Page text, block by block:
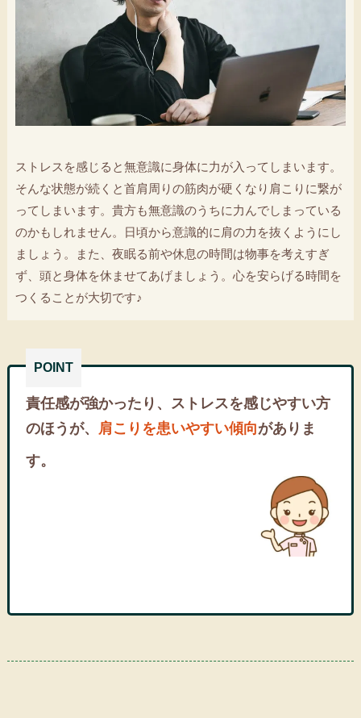
ストレスを感じると無意識に身体に力が入ってしまいます。
そんな状態が続くと首肩周りの筋肉が硬くなり肩こりに繋が
ってしまいます。貴方も無意識のうちに力んでしまっている
のかもしれません。日頃から意識的に肩の力を抜くようにし
ましょう。また、夜眠る前や休息の時間は物事を考えすぎ
ず、頭と身体を休ませてあげましょう。心を安らげる時間を
つくることが大切です♪
責任感が強かったり、ストレスを感じやすい方
のほうが、 肩こりを患いやすい傾向がありま
す。